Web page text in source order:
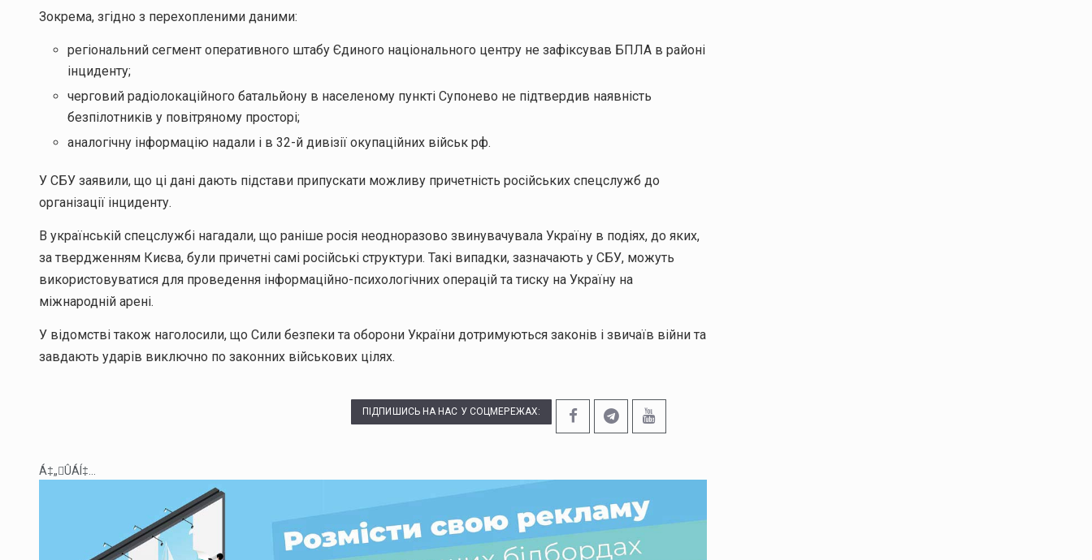
Зокрема, згідно з перехопленими даними:
регіональний сегмент оперативного штабу Єдиного національного центру не зафіксував БПЛА в районі
інциденту;
черговий радіолокаційного батальйону в населеному пункті Супонево не підтвердив наявність
безпілотників у повітряному просторі;
аналогічну інформацію надали і в 32-й дивізії окупаційних військ рф.
У СБУ заявили, що ці дані дають підстави припускати можливу причетність російських спецслужб до
організації інциденту.
В українській спецслужбі нагадали, що раніше росія неодноразово звинувачувала Україну в подіях, до яких,
за твердженням Києва, були причетні самі російські структури. Такі випадки, зазначають у СБУ, можуть
використовуватися для проведення інформаційно-психологічних операцій та тиску на Україну на
міжнародній арені.
У відомстві також наголосили, що Сили безпеки та оборони України дотримуються законів і звичаїв війни та
завдають ударів виключно по законних військових цілях.
ПІДПИШИСЬ НА НАС У СОЦМЕРЕЖАХ:
Á‡„ÛÁÍ‡...